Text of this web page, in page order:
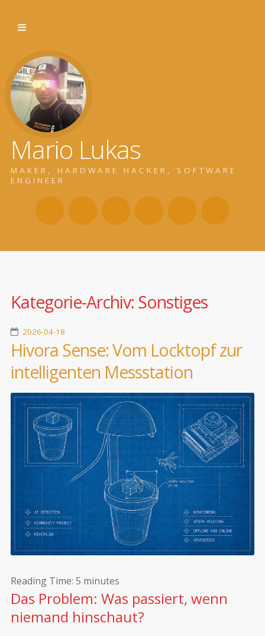
Mario Lukas
MAKER, HARDWARE HACKER, SOFTWARE
ENGINEER
Kategorie-Archiv: Sonstiges
2026-04-18
Hivora Sense: Vom Locktopf zur
intelligenten Messstation
Reading Time: 5 minutes
Das Problem: Was passiert, wenn
niemand hinschaut?